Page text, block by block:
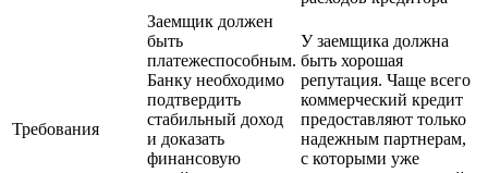
Требования
Заемщик должен
быть
платежеспособным.
Банку необходимо
подтвердить
стабильный доход
и доказать
финансовую
У заемщика должна
быть хорошая
репутация. Чаще всего
коммерческий кредит
предоставляют только
надежным партнерам,
с которыми уже